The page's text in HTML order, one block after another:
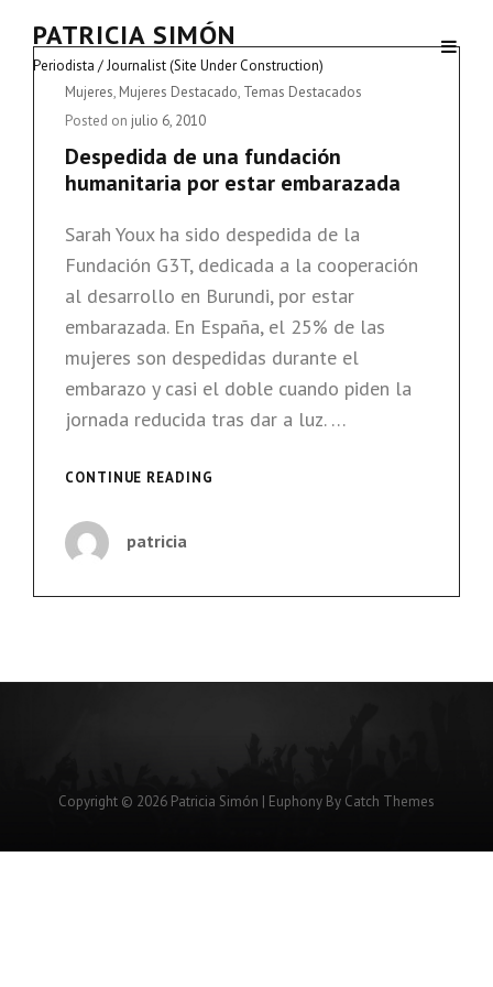
PATRICIA SIMÓN
Periodista / Journalist (Site Under Construction)
Cat
Links
Mujeres, Mujeres Destacado, Temas Destacados
Posted on julio 6, 2010
Despedida de una fundación
humanitaria por estar embarazada
Sarah Youx ha sido despedida de la
Fundación G3T, dedicada a la cooperación
al desarrollo en Burundi, por estar
embarazada. En España, el 25% de las
mujeres son despedidas durante el
embarazo y casi el doble cuando piden la
jornada reducida tras dar a luz. …
CONTINUE READING
POR
patricia
Copyright © 2026 Patricia Simón | Euphony By Catch Themes